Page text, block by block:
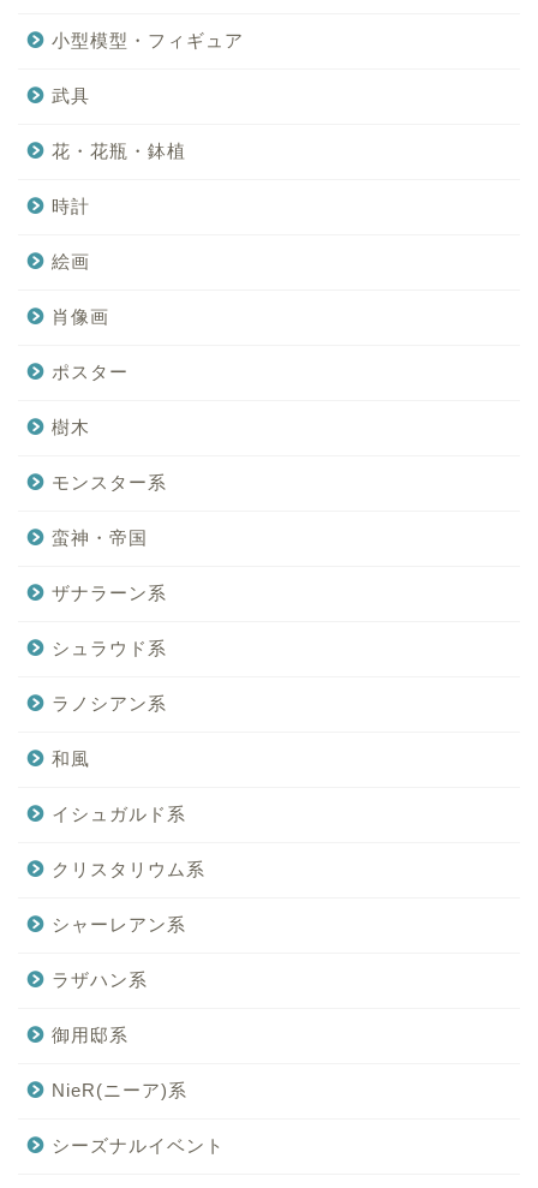
小型模型・フィギュア
武具
花・花瓶・鉢植
時計
絵画
肖像画
ポスター
樹木
モンスター系
蛮神・帝国
ザナラーン系
シュラウド系
ラノシアン系
和風
イシュガルド系
クリスタリウム系
シャーレアン系
ラザハン系
御用邸系
NieR(ニーア)系
シーズナルイベント